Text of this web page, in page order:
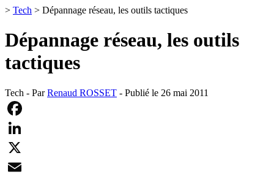
> Tech > Dépannage réseau, les outils tactiques
Dépannage réseau, les outils
tactiques
Tech - ParRenaud ROSSET - Publié le 26 mai 2011
Facebook
LinkedIn
X